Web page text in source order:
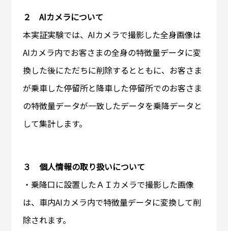
２ AIカメラについて
本実証実験では、AIカメラで撮影した全身画像は
AIカメラ内でお客さまの全身の特徴量データに変
換した後にただちに削除するとともに、お客さま
が乗車した停留所と降車した停留所でのお客さま
の特徴量データが一致したデータを乗降データと
して集計します。
３ 個人情報の取り扱いについて
・乗降口に設置したＡＩカメラで撮影した画像
は、車内AIカメラ内で特徴量データに変換して削
除されます。